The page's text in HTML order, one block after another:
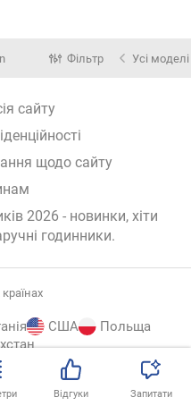
Відгуки Запитати
Фільтр Усі моделі
сайту
щодо сайту
2026 - новинки, хіти
годинники.
США
Польща
ВГОРУ